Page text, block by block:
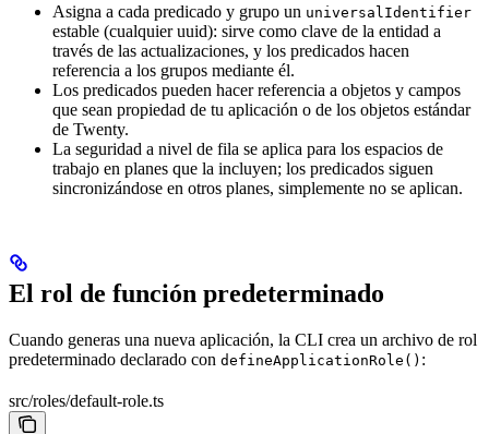
Asigna a cada predicado y grupo un universalIdentifier
estable (cualquier uuid): sirve como clave de la entidad a
través de las actualizaciones, y los predicados hacen
referencia a los grupos mediante él.
Los predicados pueden hacer referencia a objetos y campos
que sean propiedad de tu aplicación o de los objetos estándar
de Twenty.
La seguridad a nivel de fila se aplica para los espacios de
trabajo en planes que la incluyen; los predicados siguen
sincronizándose en otros planes, simplemente no se aplican.
El rol de función predeterminado
Cuando generas una nueva aplicación, la CLI crea un archivo de rol
predeterminado declarado con defineApplicationRole() :
src/roles/default-role.ts